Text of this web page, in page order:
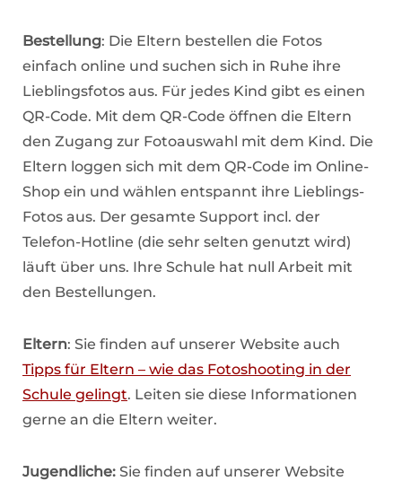
Bestellung: Die Eltern bestellen die Fotos
einfach online und suchen sich in Ruhe ihre
Lieblingsfotos aus. Für jedes Kind gibt es einen
QR-Code. Mit dem QR-Code öffnen die Eltern
den Zugang zur Fotoauswahl mit dem Kind. Die
Eltern loggen sich mit dem QR-Code im Online-
Shop ein und wählen entspannt ihre Lieblings-
Fotos aus. Der gesamte Support incl. der
Telefon-Hotline (die sehr selten genutzt wird)
läuft über uns. Ihre Schule hat null Arbeit mit
den Bestellungen.
Eltern: Sie finden auf unserer Website auch
Tipps für Eltern – wie das Fotoshooting in der
Schule gelingt. Leiten sie diese Informationen
gerne an die Eltern weiter.
Jugendliche: Sie finden auf unserer Website